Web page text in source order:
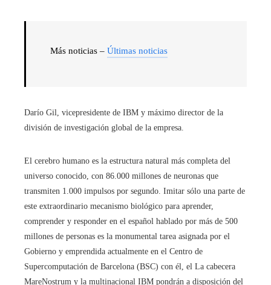
Más noticias – Últimas noticias
Darío Gil, vicepresidente de IBM y máximo director de la
división de investigación global de la empresa.
El cerebro humano es la estructura natural más completa del
universo conocido, con 86.000 millones de neuronas que
transmiten 1.000 impulsos por segundo. Imitar sólo una parte de
este extraordinario mecanismo biológico para aprender,
comprender y responder en el español hablado por más de 500
millones de personas es la monumental tarea asignada por el
Gobierno y emprendida actualmente en el Centro de
Supercomputación de Barcelona (BSC) con él, el La cabecera
MareNostrum y la multinacional IBM pondrán a disposición del